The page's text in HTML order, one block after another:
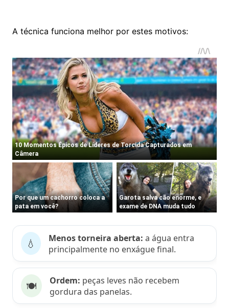
A técnica funciona melhor por estes motivos:
💧 Menos torneira aberta: a água entra
principalmente no enxágue final.
🍽️ Ordem: peças leves não recebem
gordura das panelas.